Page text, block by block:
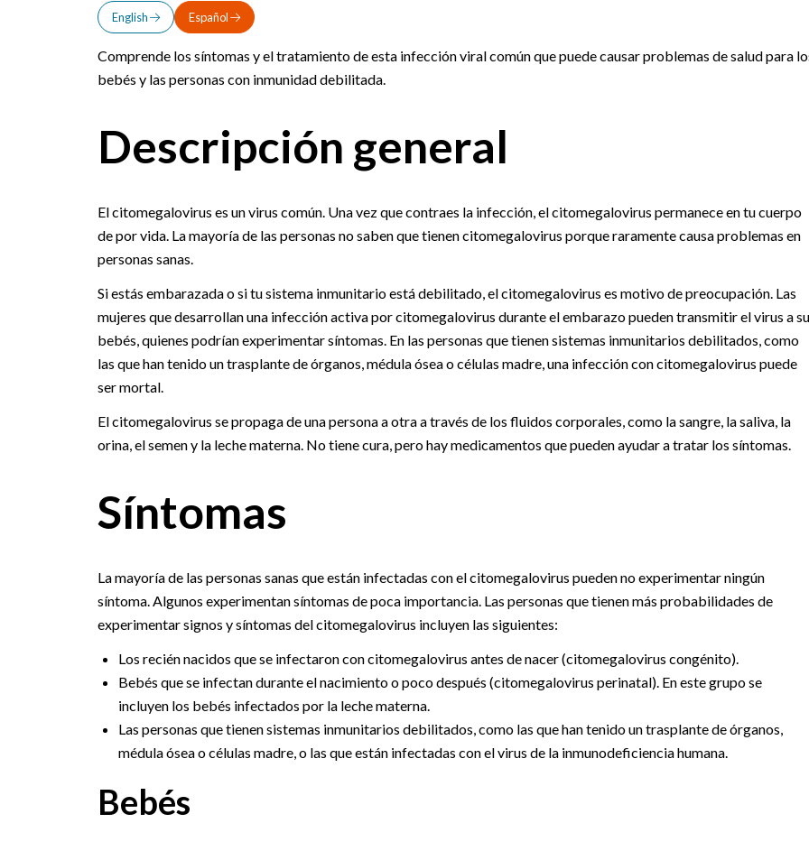
English Español
Comprende los síntomas y el tratamiento de esta infección viral común que puede causar problemas de salud para
bebés y las personas con inmunidad debilitada.
Descripción general
El citomegalovirus es un virus común. Una vez que contraes la infección, el citomegalovirus permanece en tu cuerpo
de por vida. La mayoría de las personas no saben que tienen citomegalovirus porque raramente causa problemas en
personas sanas.
Si estás embarazada o si tu sistema inmunitario está debilitado, el citomegalovirus es motivo de preocupación. Las
mujeres que desarrollan una infección activa por citomegalovirus durante el embarazo pueden transmitir el virus a
bebés, quienes podrían experimentar síntomas. En las personas que tienen sistemas inmunitarios debilitados, como
las que han tenido un trasplante de órganos, médula ósea o células madre, una infección con citomegalovirus puede
ser mortal.
El citomegalovirus se propaga de una persona a otra a través de los fluidos corporales, como la sangre, la saliva, la
orina, el semen y la leche materna. No tiene cura, pero hay medicamentos que pueden ayudar a tratar los síntomas.
Síntomas
La mayoría de las personas sanas que están infectadas con el citomegalovirus pueden no experimentar ningún
síntoma. Algunos experimentan síntomas de poca importancia. Las personas que tienen más probabilidades de
experimentar signos y síntomas del citomegalovirus incluyen las siguientes:
Los recién nacidos que se infectaron con citomegalovirus antes de nacer (citomegalovirus congénito).
Bebés que se infectan durante el nacimiento o poco después (citomegalovirus perinatal). En este grupo se
incluyen los bebés infectados por la leche materna.
Las personas que tienen sistemas inmunitarios debilitados, como las que han tenido un trasplante de órganos,
médula ósea o células madre, o las que están infectadas con el virus de la inmunodeficiencia humana.
Bebés